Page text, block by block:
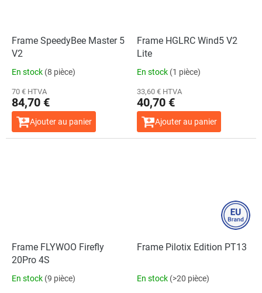
Frame SpeedyBee Master 5
V2
En stock (8 pièce)
70 € HTVA
84,70 €
Ajouter au panier
Frame HGLRC Wind5 V2
Lite
En stock (1 pièce)
33,60 € HTVA
40,70 €
Ajouter au panier
Frame FLYWOO Firefly
20Pro 4S
En stock (9 pièce)
Frame Pilotix Edition PT13
En stock (>20 pièce)